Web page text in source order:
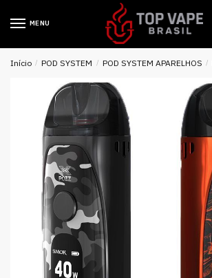
MENU
Início / POD SYSTEM / POD SYSTEM APARELHOS /